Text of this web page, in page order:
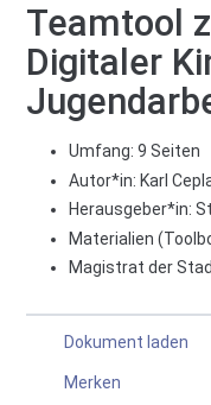
Teamtool
Digitaler
Umfang: 9 Seiten
Autor*in: Karl
Herausgeber*in:
Materialien
Magistrat der
Dokument laden
Merken